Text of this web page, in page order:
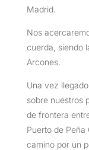
Madrid.
Nos
cuerda, siendo
Arcones.
Una vez
sobre nuestros
de frontera
Puerto de Peña
camino por un